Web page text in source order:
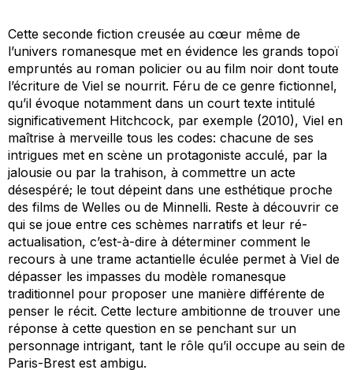
Cette seconde fiction creusée au cœur même de
l’univers romanesque met en évidence les grands topoï
empruntés au roman policier ou au film noir dont toute
l’écriture de Viel se nourrit. Féru de ce genre fictionnel,
qu’il évoque notamment dans un court texte intitulé
significativement Hitchcock, par exemple (2010), Viel en
maîtrise à merveille tous les codes: chacune de ses
intrigues met en scène un protagoniste acculé, par la
jalousie ou par la trahison, à commettre un acte
désespéré; le tout dépeint dans une esthétique proche
des films de Welles ou de Minnelli. Reste à découvrir ce
qui se joue entre ces schèmes narratifs et leur ré-
actualisation, c’est-à-dire à déterminer comment le
recours à une trame actantielle éculée permet à Viel de
dépasser les impasses du modèle romanesque
traditionnel pour proposer une manière différente de
penser le récit. Cette lecture ambitionne de trouver une
réponse à cette question en se penchant sur un
personnage intrigant, tant le rôle qu’il occupe au sein de
Paris-Brest est ambigu.